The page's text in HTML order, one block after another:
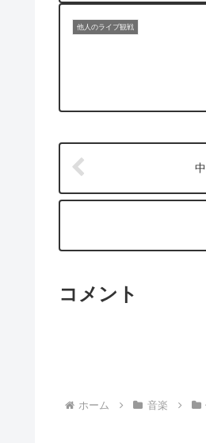
他人のライブ観戦
コメント
ホーム 音楽